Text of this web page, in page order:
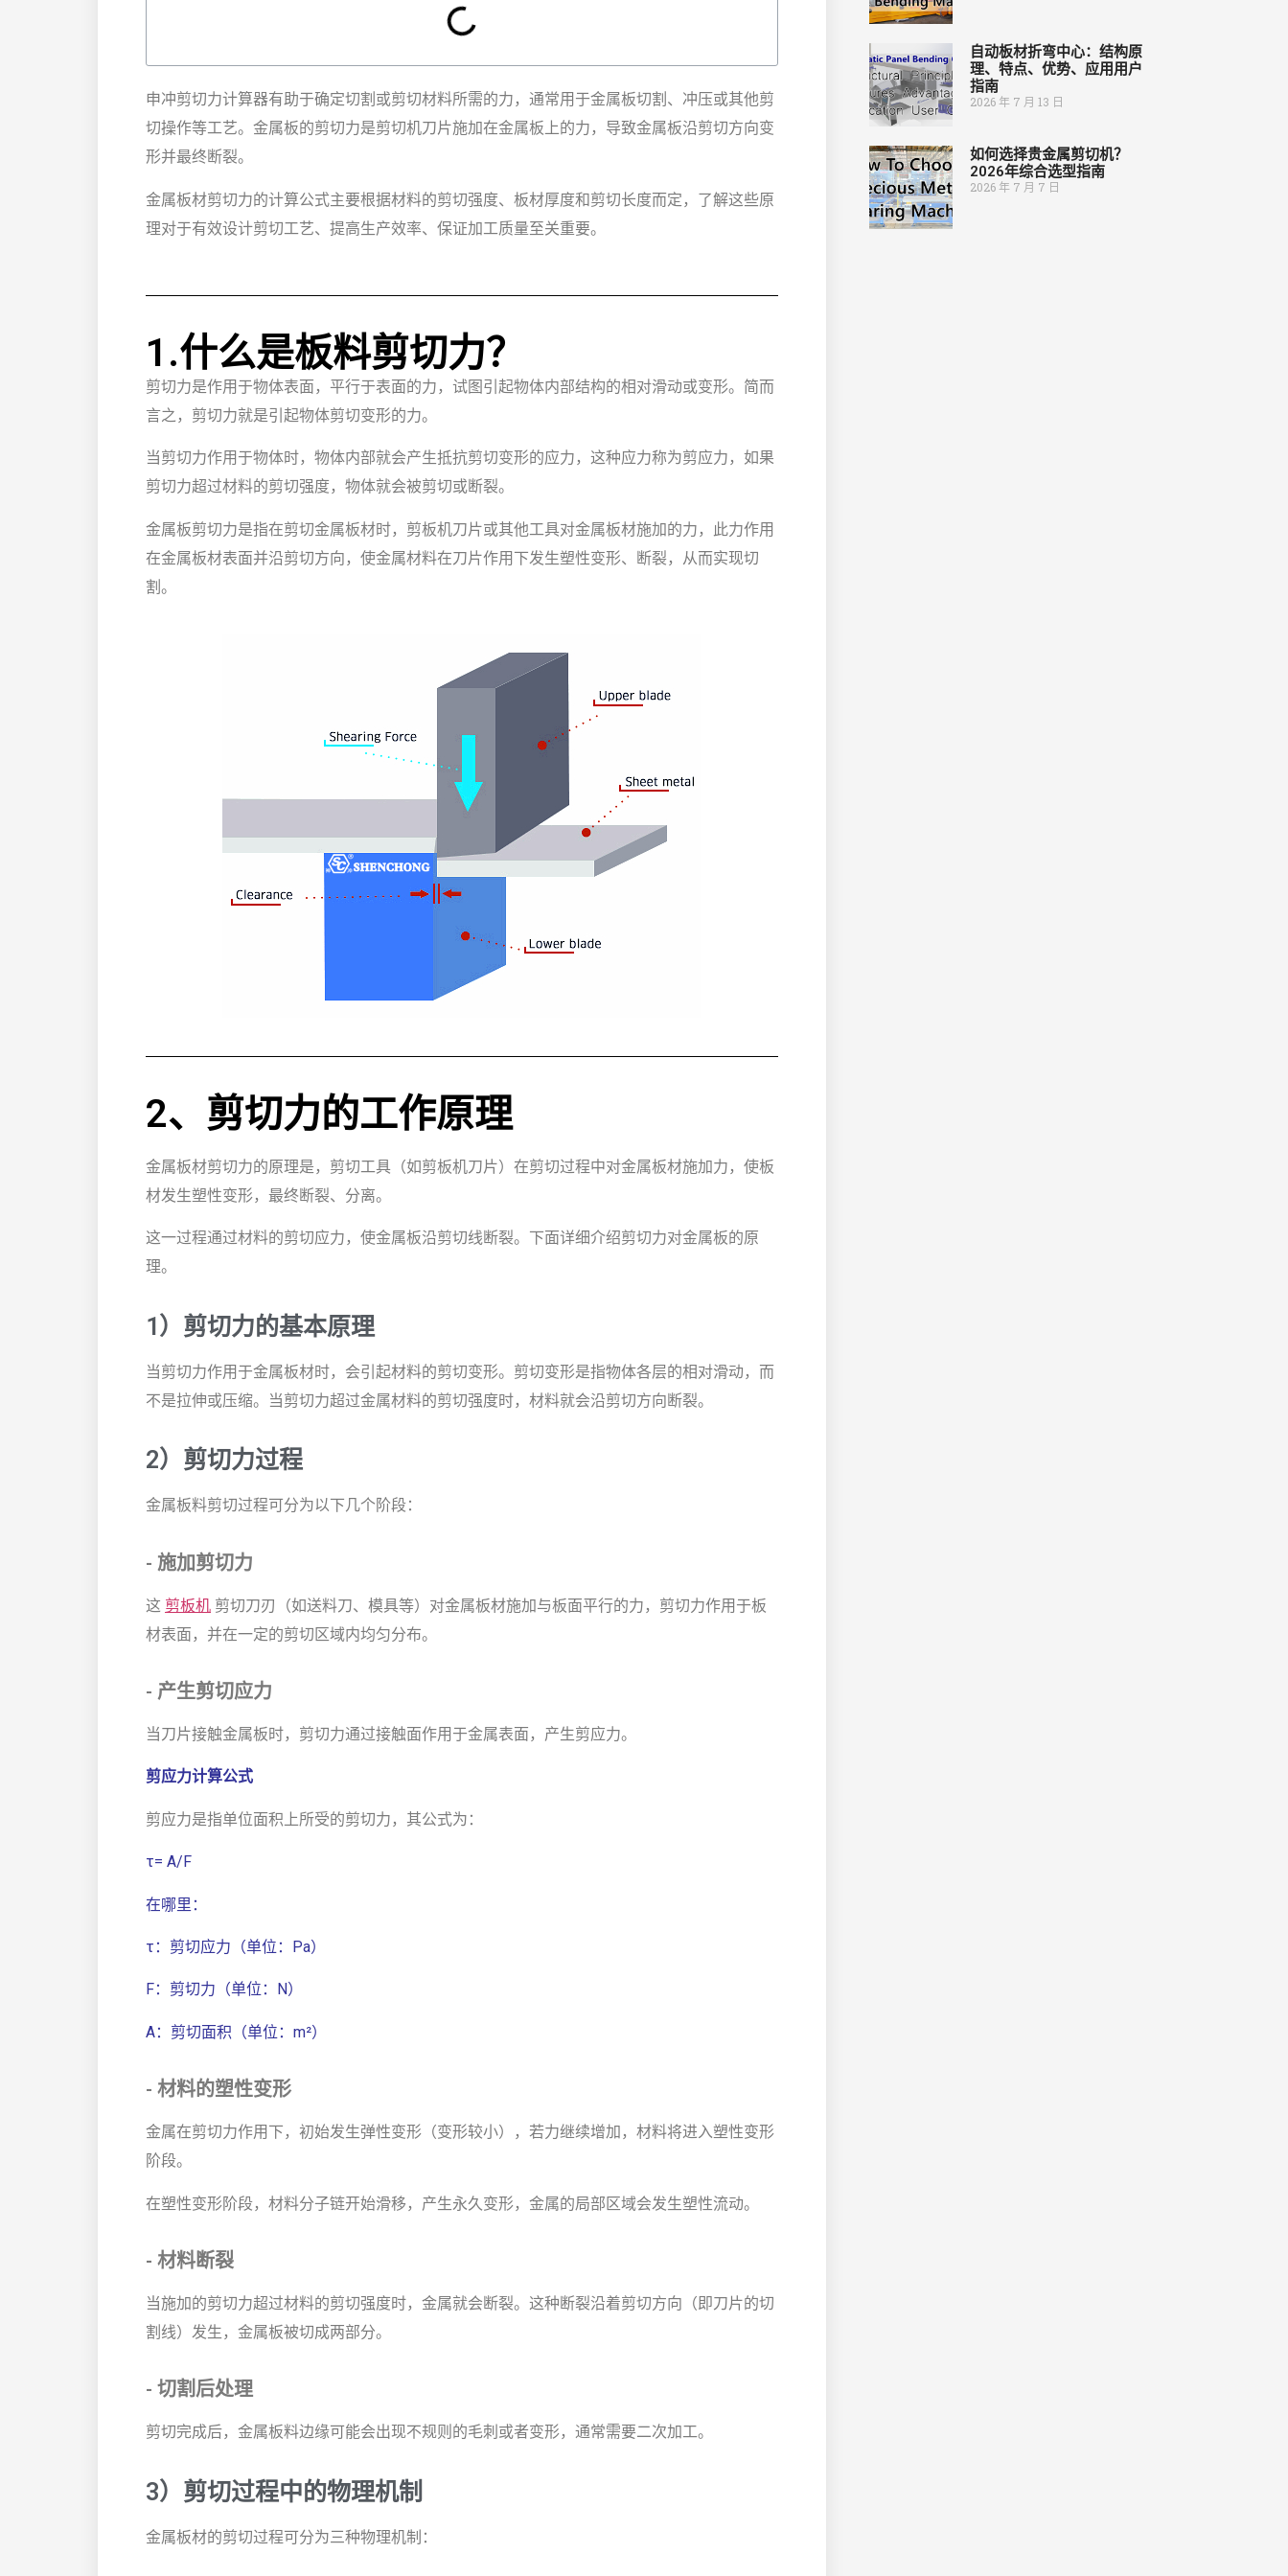
申冲剪切力计算器有助于确定切割或剪切材料所需的力，通常用于金属板切割、冲压或其他剪
切操作等工艺。金属板的剪切力是剪切机刀片施加在金属板上的力，导致金属板沿剪切方向变
形并最终断裂。
金属板材剪切力的计算公式主要根据材料的剪切强度、板材厚度和剪切长度而定，了解这些原
理对于有效设计剪切工艺、提高生产效率、保证加工质量至关重要。
1.什么是板料剪切力？
剪切力是作用于物体表面，平行于表面的力，试图引起物体内部结构的相对滑动或变形。简而
言之，剪切力就是引起物体剪切变形的力。
当剪切力作用于物体时，物体内部就会产生抵抗剪切变形的应力，这种应力称为剪应力，如果
剪切力超过材料的剪切强度，物体就会被剪切或断裂。
金属板剪切力是指在剪切金属板材时，剪板机刀片或其他工具对金属板材施加的力，此力作用
在金属板材表面并沿剪切方向，使金属材料在刀片作用下发生塑性变形、断裂，从而实现切
割。
2、剪切力的工作原理
金属板材剪切力的原理是，剪切工具（如剪板机刀片）在剪切过程中对金属板材施加力，使板
材发生塑性变形，最终断裂、分离。
这一过程通过材料的剪切应力，使金属板沿剪切线断裂。下面详细介绍剪切力对金属板的原
理。
1）剪切力的基本原理
当剪切力作用于金属板材时，会引起材料的剪切变形。剪切变形是指物体各层的相对滑动，而
不是拉伸或压缩。当剪切力超过金属材料的剪切强度时，材料就会沿剪切方向断裂。
2）剪切力过程
金属板料剪切过程可分为以下几个阶段：
- 施加剪切力
这 剪板机 剪切刀刃（如送料刀、模具等）对金属板材施加与板面平行的力，剪切力作用于板
材表面，并在一定的剪切区域内均匀分布。
- 产生剪切应力
当刀片接触金属板时，剪切力通过接触面作用于金属表面，产生剪应力。
剪应力计算公式
剪应力是指单位面积上所受的剪切力，其公式为：
τ= A/F
在哪里：
τ：剪切应力（单位：Pa）
F：剪切力（单位：N）
A：剪切面积（单位：m²）
- 材料的塑性变形
金属在剪切力作用下，初始发生弹性变形（变形较小），若力继续增加，材料将进入塑性变形
阶段。
在塑性变形阶段，材料分子链开始滑移，产生永久变形，金属的局部区域会发生塑性流动。
- 材料断裂
当施加的剪切力超过材料的剪切强度时，金属就会断裂。这种断裂沿着剪切方向（即刀片的切
割线）发生，金属板被切成两部分。
- 切割后处理
剪切完成后，金属板料边缘可能会出现不规则的毛刺或者变形，通常需要二次加工。
3）剪切过程中的物理机制
金属板材的剪切过程可分为三种物理机制：
自动板材折弯中心：结构原
理、特点、优势、应用用户
指南
2026 年 7 月 13 日
如何选择贵金属剪切机？
2026年综合选型指南
2026 年 7 月 7 日